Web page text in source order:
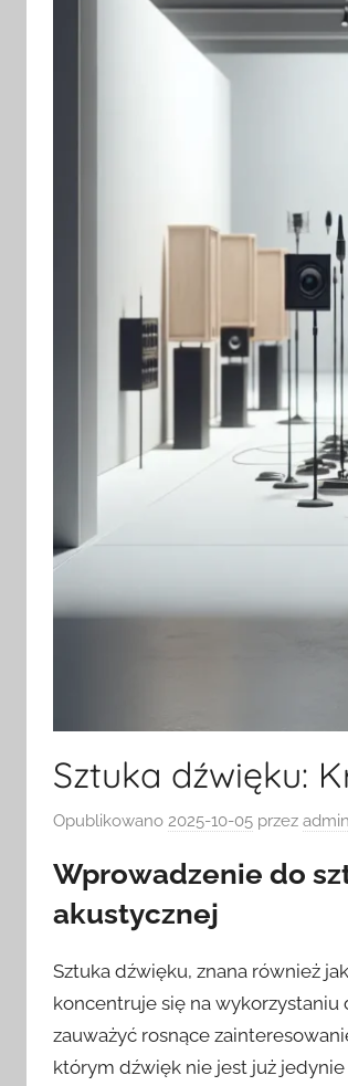
Sztuka dźwięku:
Opublikowano 2025-10-05 przez admin
Wprowadzenie do
akustycznej
Sztuka dźwięku, znana również
koncentruje się na wykorzystaniu
zauważyć rosnące
którym dźwięk nie jest już